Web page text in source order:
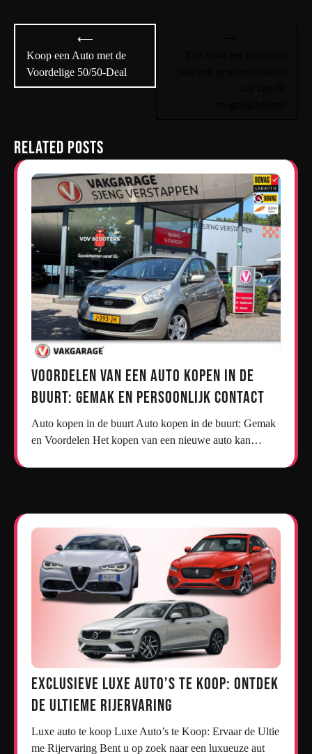
navigatie
⟵
Koop een Auto met de
Voordelige 50/50-Deal
Related Posts
Voordelen van een Auto Kopen in de
Buurt: Gemak en Persoonlijk Contact
Auto kopen in de buurt Auto kopen in de buurt: Gemak
en Voordelen Het kopen van een nieuwe auto kan…
Exclusieve Luxe Auto’s te Koop: Ontdek
de Ultieme Rijervaring
Luxe auto te koop Luxe Auto’s te Koop: Ervaar de Ultie
me Rijervaring Bent u op zoek naar een luxueuze aut